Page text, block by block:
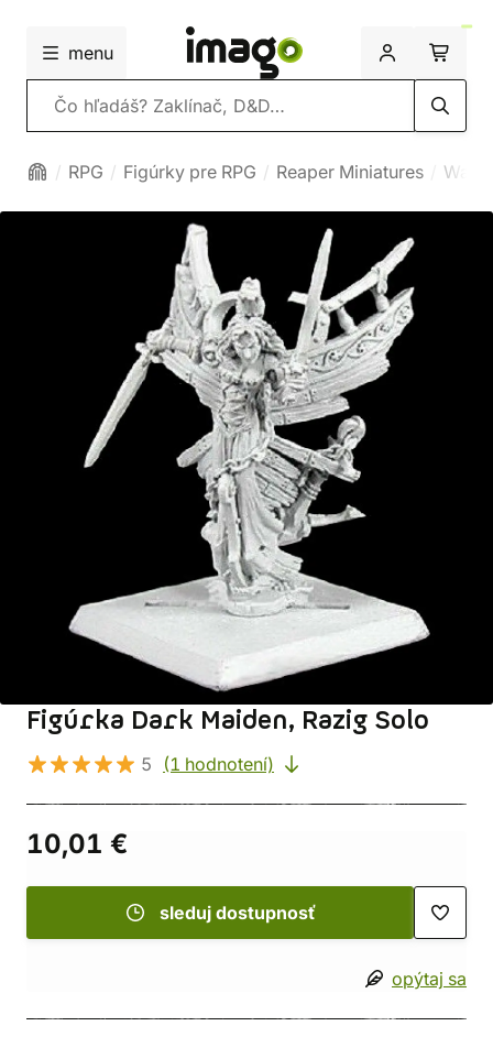
menu
Vyhľadávanie
RPG Figúrky pre RPG Reaper Miniatures
Figúrka Dark Maiden, Razig Solo
5 (1 hodnotení)
10,01 €
sleduj dostupnosť
opýtaj sa